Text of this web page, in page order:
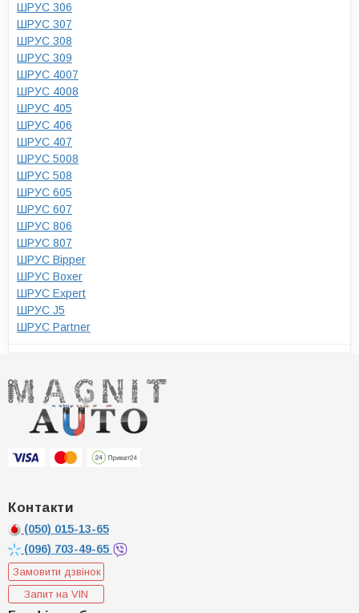
ШРУС 306
ШРУС 307
ШРУС 308
ШРУС 309
ШРУС 4007
ШРУС 4008
ШРУС 405
ШРУС 406
ШРУС 407
ШРУС 5008
ШРУС 508
ШРУС 605
ШРУС 607
ШРУС 806
ШРУС 807
ШРУС Bipper
ШРУС Boxer
ШРУС Expert
ШРУС J5
ШРУС Partner
Контакти
(050) 015-13-65
(096) 703-49-65
Замовити дзвінок
Запит на VIN